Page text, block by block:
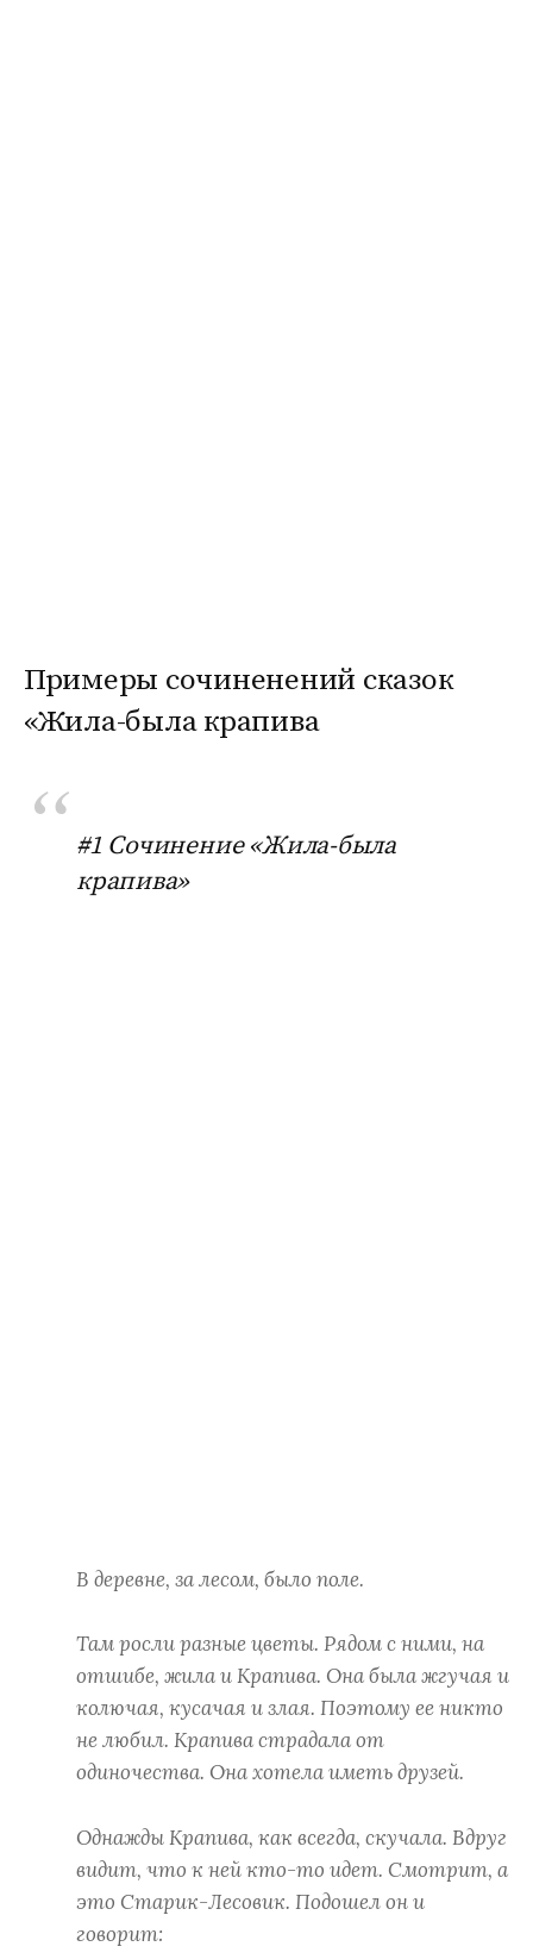
Примеры сочиненений сказок
«Жила-была крапива
#1 Сочинение «Жила-была
крапива»
В деревне, за лесом, было поле.
Там росли разные цветы. Рядом с ними, на
отшибе, жила и Крапива. Она была жгучая и
колючая, кусачая и злая. Поэтому ее никто
не любил. Крапива страдала от
одиночества. Она хотела иметь друзей.
Однажды Крапива, как всегда, скучала. Вдруг
видит, что к ней кто-то идет. Смотрит, а
это Старик-Лесовик. Подошел он и
говорит: